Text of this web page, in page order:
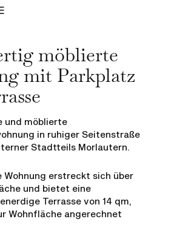
möblierte
mit Parkplatz
und möblierte
in ruhiger Seitenstraße
Stadtteils Morlautern.
Wohnung erstreckt sich über
und bietet eine
Terrasse von 14 qm,
Wohnfläche angerechnet